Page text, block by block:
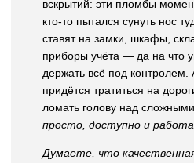
вскрытий: эти пломбы
кто-то пытался сунуть нос
ставят на замки, шкафы,
приборы учёта — да на что
держать всё под контролем.
придётся тратиться на
ломать голову над
просто, доступно и
Думаете, что